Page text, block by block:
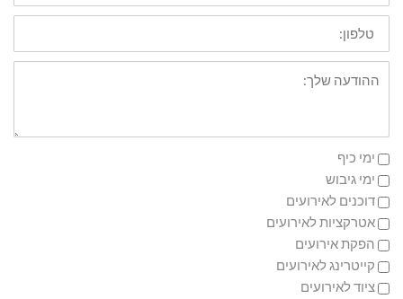
טלפון
ההודעה
שלך
ימי כיף
ימי גיבוש
דוכנים לאירועים
אטרקציות לאירועים
הפקת אירועים
קייטרינג לאירועים
ציוד לאירועים